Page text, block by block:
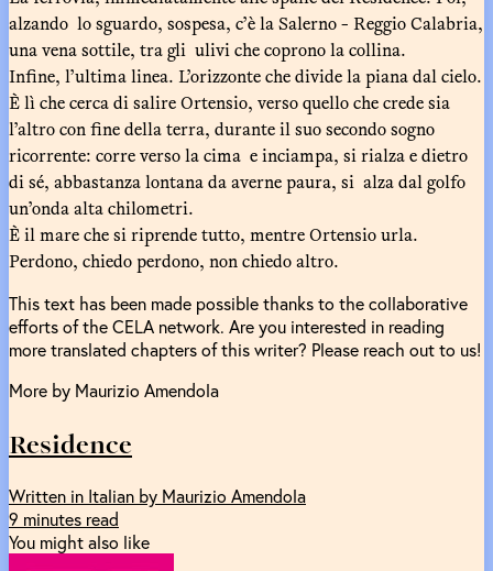
alzando lo sguardo, sospesa, c’è la Salerno - Reggio Calabria,
una vena sottile, tra gli ulivi che coprono la collina.
Infine, l’ultima linea. L’orizzonte che divide la piana dal cielo.
È lì che cerca di salire Ortensio, verso quello che crede sia
l’altro con fine della terra, durante il suo secondo sogno
ricorrente: corre verso la cima e inciampa, si rialza e dietro
di sé, abbastanza lontana da averne paura, si alza dal golfo
un’onda alta chilometri.
È il mare che si riprende tutto, mentre Ortensio urla.
Perdono, chiedo perdono, non chiedo altro.
This text has been made possible thanks to the collaborative
efforts of the CELA network. Are you interested in reading
more translated chapters of this writer? Please reach out to us!
More by Maurizio Amendola
Residence
Written in Italian by Maurizio Amendola
9 minutes read
You might also like